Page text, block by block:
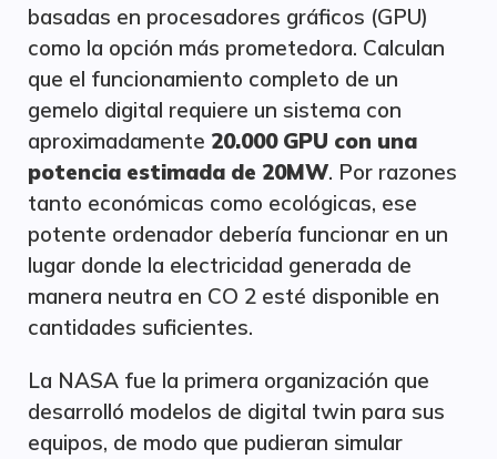
basadas en procesadores gráficos (GPU)
como la opción más prometedora. Calculan
que el funcionamiento completo de un
gemelo digital requiere un sistema con
aproximadamente 20.000 GPU con una
potencia estimada de 20MW. Por razones
tanto económicas como ecológicas, ese
potente ordenador debería funcionar en un
lugar donde la electricidad generada de
manera neutra en CO 2 esté disponible en
cantidades suficientes.
La NASA fue la primera organización que
desarrolló modelos de digital twin para sus
equipos, de modo que pudieran simular